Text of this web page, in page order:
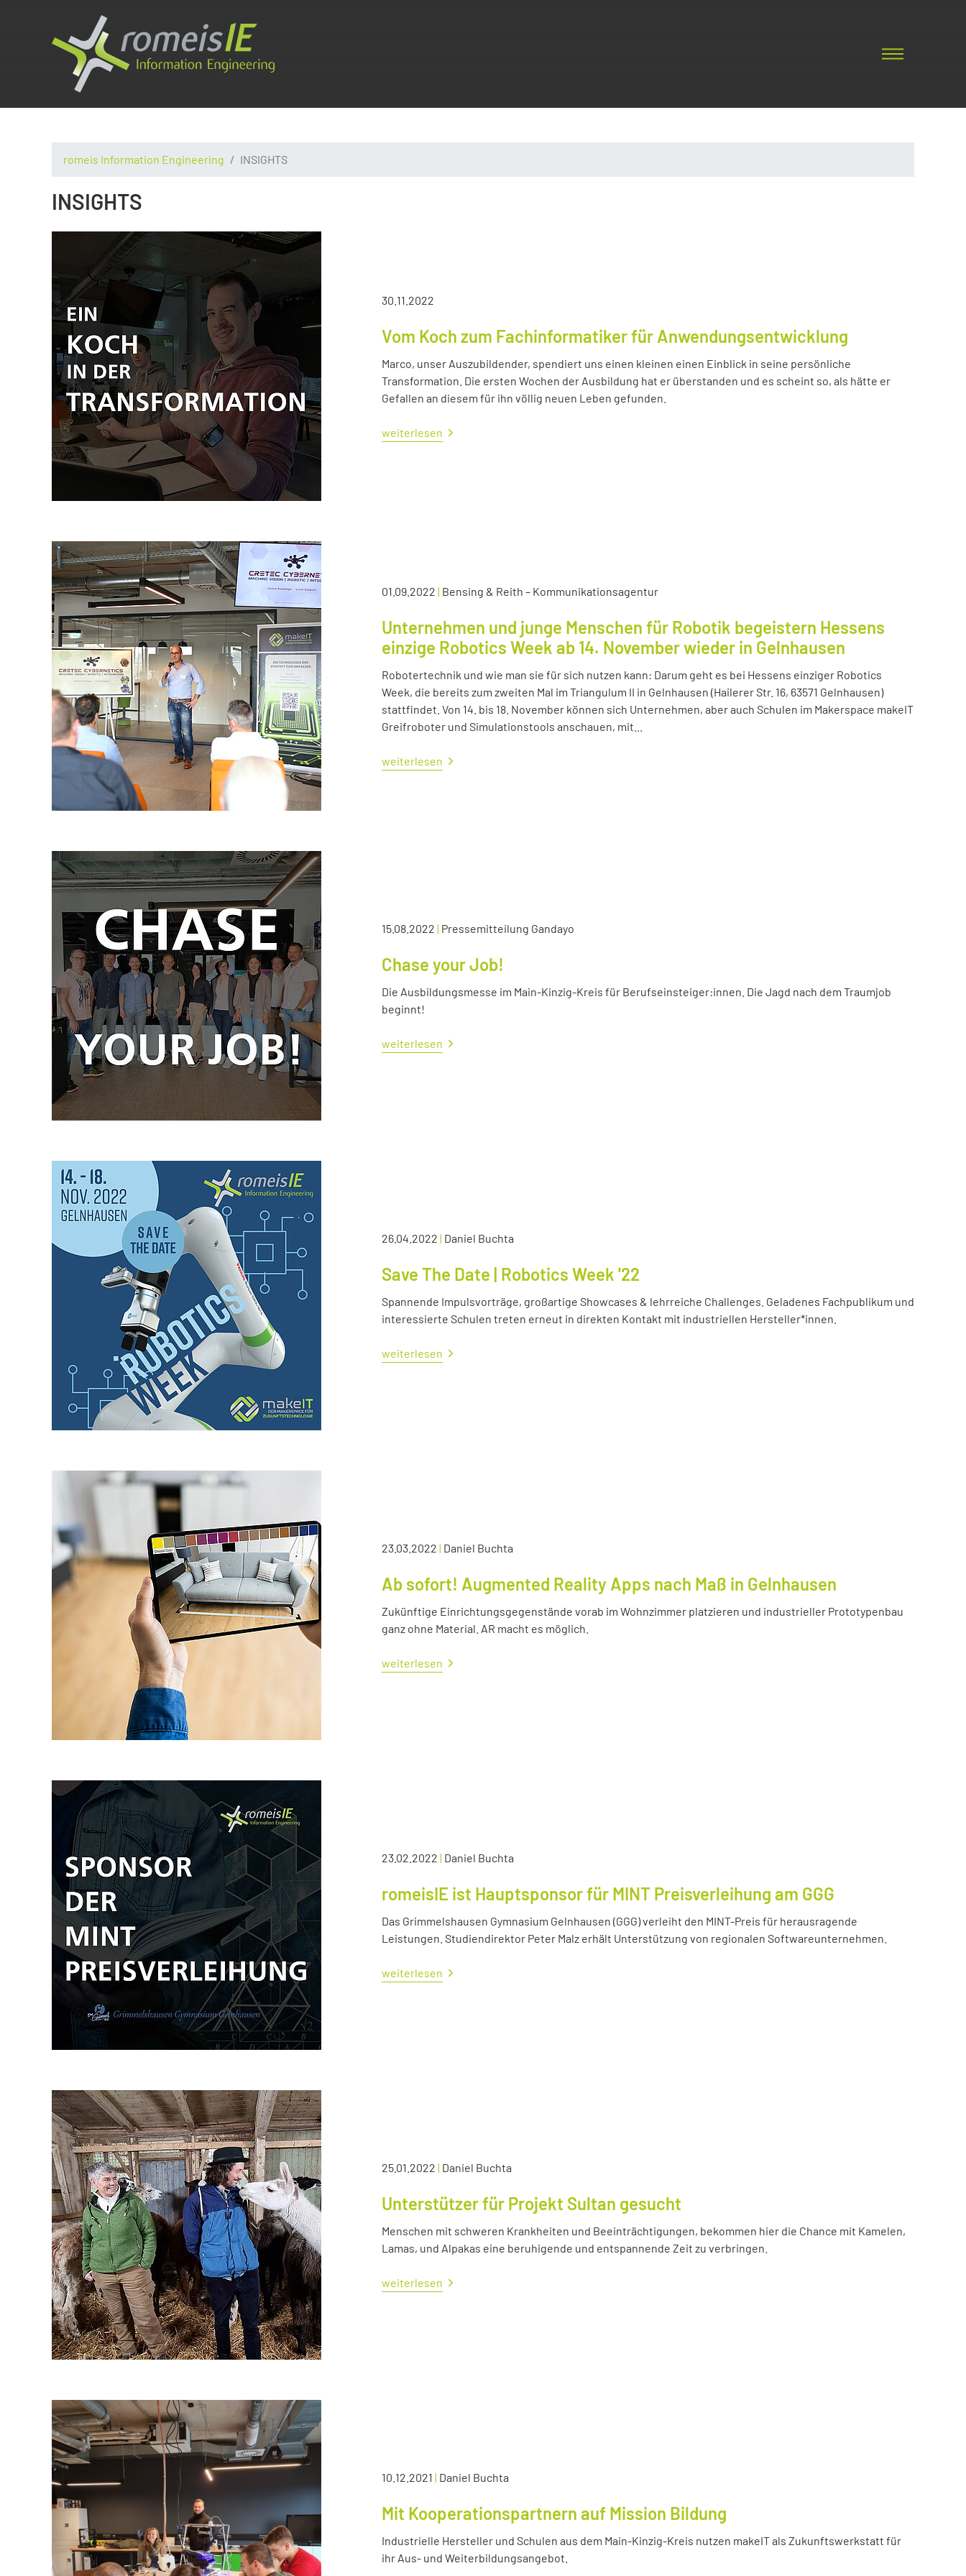
romeis Information Engineering INSIGHTS
INSIGHTS
30.11.2022
Vom Koch zum Fachinformatiker für Anwendungsentwicklung
Marco, unser Auszubildender, spendiert uns einen kleinen einen Einblick in seine persönliche
Transformation. Die ersten Wochen der Ausbildung hat er überstanden und es scheint so, als hätte er
Gefallen an diesem für ihn völlig neuen Leben gefunden.
weiterlesen
01.09.2022 | Bensing & Reith – Kommunikationsagentur
Unternehmen und junge Menschen für Robotik begeistern Hessens
einzige Robotics Week ab 14. November wieder in Gelnhausen
Robotertechnik und wie man sie für sich nutzen kann: Darum geht es bei Hessens einziger Robotics
Week, die bereits zum zweiten Mal im Triangulum II in Gelnhausen (Hailerer Str. 16, 63571 Gelnhausen)
stattfindet. Von 14. bis 18. November können sich Unternehmen, aber auch Schulen im Makerspace makeIT
Greifroboter und Simulationstools anschauen, mit...
weiterlesen
15.08.2022 | Pressemitteilung Gandayo
Chase your Job!
Die Ausbildungsmesse im Main-Kinzig-Kreis für Berufseinsteiger:innen. Die Jagd nach dem Traumjob
beginnt!
weiterlesen
26.04.2022 | Daniel Buchta
Save The Date | Robotics Week '22
Spannende Impulsvorträge, großartige Showcases & lehrreiche Challenges. Geladenes Fachpublikum und
interessierte Schulen treten erneut in direkten Kontakt mit industriellen Hersteller*innen.
weiterlesen
23.03.2022 | Daniel Buchta
Ab sofort! Augmented Reality Apps nach Maß in Gelnhausen
Zukünftige Einrichtungsgegenstände vorab im Wohnzimmer platzieren und industrieller Prototypenbau
ganz ohne Material. AR macht es möglich.
weiterlesen
23.02.2022 | Daniel Buchta
romeisIE ist Hauptsponsor für MINT Preisverleihung am GGG
Das Grimmelshausen Gymnasium Gelnhausen (GGG) verleiht den MINT-Preis für herausragende
Leistungen. Studiendirektor Peter Malz erhält Unterstützung von regionalen Softwareunternehmen.
weiterlesen
25.01.2022 | Daniel Buchta
Unterstützer für Projekt Sultan gesucht
Menschen mit schweren Krankheiten und Beeinträchtigungen, bekommen hier die Chance mit Kamelen,
Lamas, und Alpakas eine beruhigende und entspannende Zeit zu verbringen.
weiterlesen
10.12.2021 | Daniel Buchta
Mit Kooperationspartnern auf Mission Bildung
Industrielle Hersteller und Schulen aus dem Main-Kinzig-Kreis nutzen makeIT als Zukunftswerkstatt für
ihr Aus- und Weiterbildungsangebot.